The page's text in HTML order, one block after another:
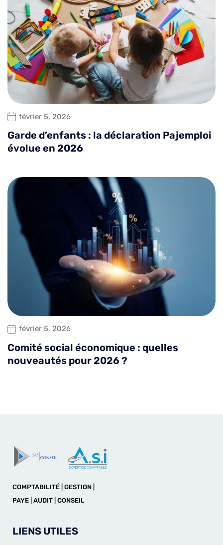
février 5, 2026
Garde d’enfants : la déclaration Pajemploi
évolue en 2026
février 5, 2026
Comité social économique : quelles
nouveautés pour 2026 ?
COMPTABILITÉ | GESTION |
PAYE | AUDIT | CONSEIL
LIENS UTILES